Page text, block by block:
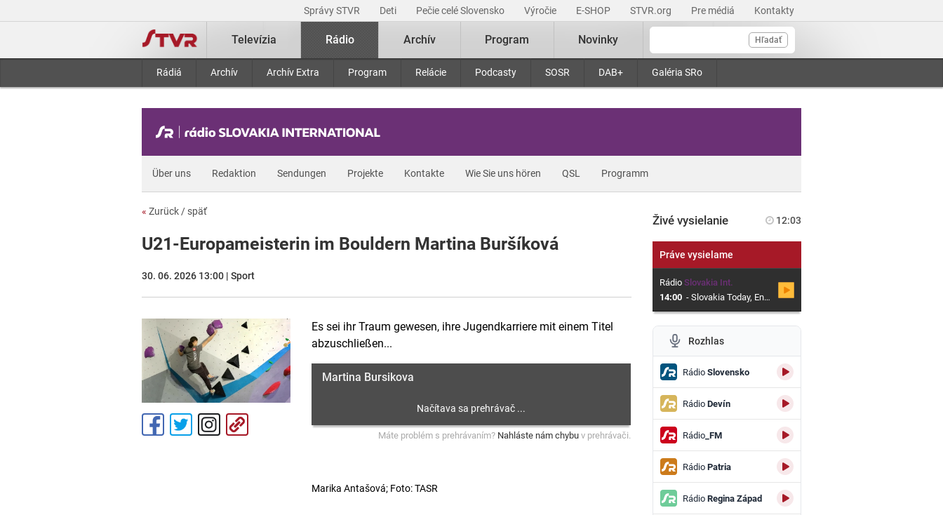
Správy STVR Deti Pečie celé Slovensko Výročie E-SHOP STVR.org Pre médiá Kontakty
Hľadať
Televízia Rádio
Rádiá Archív Archív Extra Program Relácie Podcasty SOSR DAB+ Galéria SRo
Archív Program Novinky
Über uns Redaktion Sendungen Projekte Kontakte Wie Sie uns hören QSL Programm
« Zurück / späť
U21-Europameisterin im Bouldern Martina Buršíková
30. 06. 2026 13:00 | Sport
Es sei ihr Traum gewesen, ihre Jugendkarriere mit einem Titel
abzuschließen...
Martina Bursikova
Máte problém s prehrávaním? Nahláste nám chybu v prehrávači.
Marika Antašová; Foto: TASR
Živé vysielanie 12:03
Práve vysielame
RádioSlovakia Int.
14:00 - Slovakia Today, English Language Current Affairs Programme from Slovak Radio
Rozhlas
RádioSlovensko
RádioDevín
Rádio_FM
RádioPatria
RádioRegina Západ